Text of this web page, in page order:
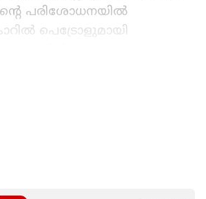
പരിശോധനയിൽ
പെട്രോളുമായി